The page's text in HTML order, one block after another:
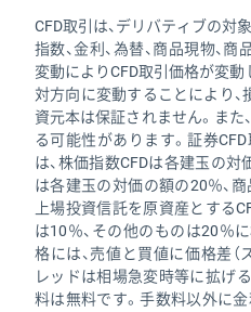
CFD取引は、デリバティブの対
指数、金利、為替、商品現物、
変動によりCFD取引価格が変動
対方向に変動することにより、
資元本は保証されません。また
る可能性があります。証券
は、株価指数CFDは各建玉の対
は各建玉の対価の額の20％、商
上場投資信託を原資産とする
は10％、その他のものは20％
格には、売値と買値に価格差（
レッドは相場急変時等に拡げ
料は無料です。手数料以外に金